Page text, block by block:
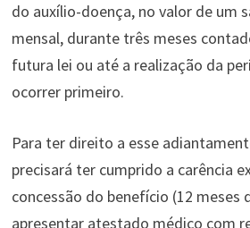
do auxílio-doença, no valor de um
mensal, durante três meses
futura lei ou até a realização da
ocorrer primeiro.
Para ter direito a esse
precisará ter cumprido a carência
concessão do benefício (12 meses
apresentar atestado médico com